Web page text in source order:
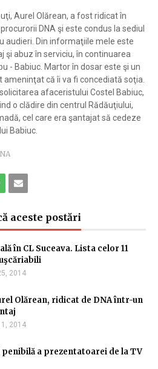
Aurel Olărean, a fost ridicat în
DNA şi este condus la sediul
audieri. Din informaţiile mele este
şi abuz în serviciu, în continuarea
- Babiuc. Martor în dosar este şi un
că îi va fi concediată soţia.
afaceristului Costel Babiuc,
o clădire din centrul Rădăuţiului,
cel care era şantajat să cedeze
Babiuc.
aceste postări
în CL Suceava. Lista celor 11
2014
Olărean, ridicat de DNA într-un
2014
penibilă a prezentatoarei de la TV